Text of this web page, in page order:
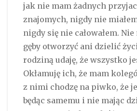
jak nie mam żadnych
znajomych, nigdy nie
nigdy się nie całowałem.
gęby otworzyć ani dzielić
rodziną udaję, że wszystko
Okłamuję ich, że mam
z nimi chodzę na piwko, że
będąc samemu i nie mając